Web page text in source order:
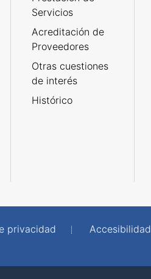
Servicios
Acreditación de
Proveedores
Otras cuestiones
de interés
Histórico
privacidad Accesibilidad